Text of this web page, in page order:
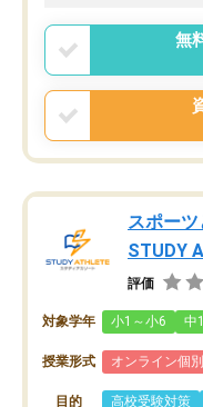
無
スポー
STUDY
評価
対象学年 小1～小6 中
授業形式 オンライン個
目的 高校受験対策